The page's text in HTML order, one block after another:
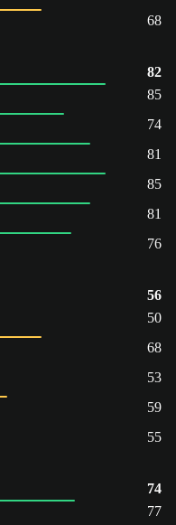
68
82
85
74
81
85
81
76
56
50
68
53
59
55
74
77